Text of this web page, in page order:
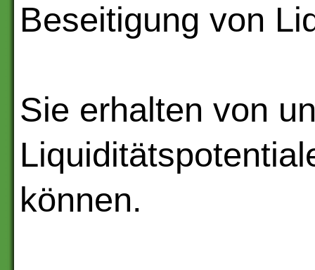
Beseitigung von
Sie erhalten von
können.